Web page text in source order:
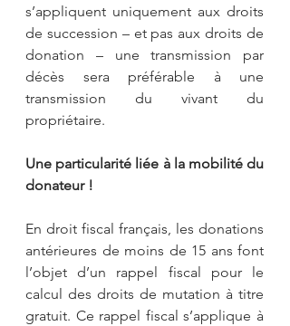
s’appliquent uniquement aux droits
de succession – et pas aux droits de
donation – une transmission par
décès sera préférable à une
transmission du vivant du
propriétaire.
Une particularité liée à la mobilité du
donateur !
En droit fiscal français, les donations
antérieures de moins de 15 ans font
l’objet d’un rappel fiscal pour le
calcul des droits de mutation à titre
gratuit. Ce rappel fiscal s’applique à